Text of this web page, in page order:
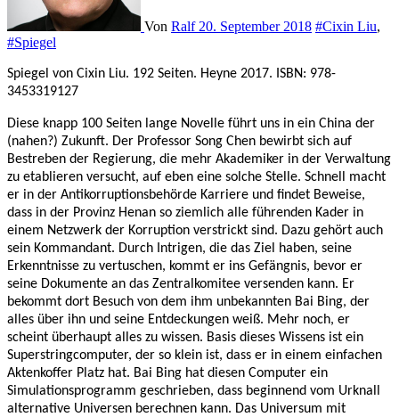
Von Ralf 20. September 2018 #Cixin Liu,
#Spiegel
Spiegel von Cixin Liu. 192 Seiten. Heyne 2017. ISBN: 978-
3453319127
Diese knapp 100 Seiten lange Novelle führt uns in ein China der
(nahen?) Zukunft. Der Professor Song Chen bewirbt sich auf
Bestreben der Regierung, die mehr Akademiker in der Verwaltung
zu etablieren versucht, auf eben eine solche Stelle. Schnell macht
er in der Antikorruptionsbehörde Karriere und findet Beweise,
dass in der Provinz Henan so ziemlich alle führenden Kader in
einem Netzwerk der Korruption verstrickt sind. Dazu gehört auch
sein Kommandant. Durch Intrigen, die das Ziel haben, seine
Erkenntnisse zu vertuschen, kommt er ins Gefängnis, bevor er
seine Dokumente an das Zentralkomitee versenden kann. Er
bekommt dort Besuch von dem ihm unbekannten Bai Bing, der
alles über ihn und seine Entdeckungen weiß. Mehr noch, er
scheint überhaupt alles zu wissen. Basis dieses Wissens ist ein
Superstringcomputer, der so klein ist, dass er in einem einfachen
Aktenkoffer Platz hat. Bai Bing hat diesen Computer ein
Simulationsprogramm geschrieben, dass beginnend vom Urknall
alternative Universen berechnen kann. Das Universum mit